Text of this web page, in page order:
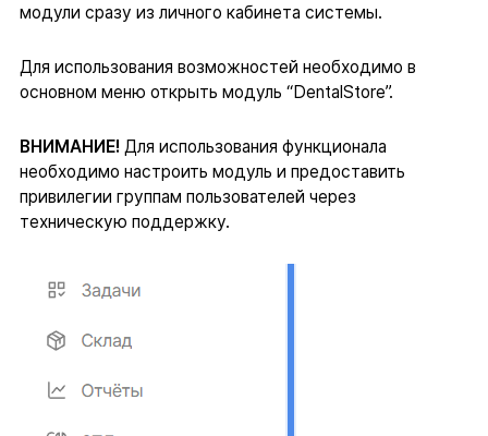
модули сразу из личного кабинета системы.
Для использования возможностей необходимо в
основном меню открыть модуль “DentalStore”.
ВНИМАНИЕ! Для использования функционала
необходимо настроить модуль и предоставить
привилегии группам пользователей через
техническую поддержку.